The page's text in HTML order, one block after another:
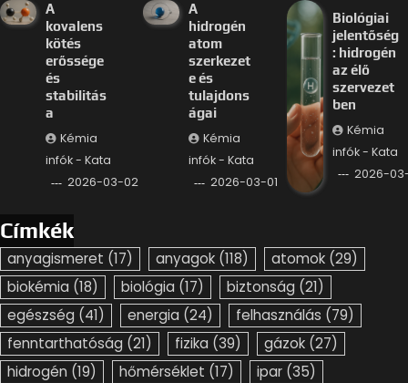
A
kovalens
kötés
erőssége
és
stabilitás
a
Kémia
infók - Kata
2026-03-02
A
hidrogén
atom
szerkezet
e és
tulajdons
ágai
Kémia
infók - Kata
2026-03-01
Biológiai
jelentőség
: hidrogén
az élő
szervezet
ben
Kémia
infók - Kata
2026-
Címkék
anyagismeret (17) anyagok (118) atomok (29)
biokémia (18) biológia (17) biztonság (21)
egészség (41) energia (24) felhasználás (79)
fenntarthatóság (21) fizika (39) gázok (27)
hidrogén (19) hőmérséklet (17) ipar (35)